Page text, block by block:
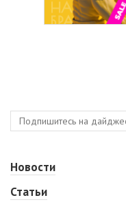
Новости
Статьи